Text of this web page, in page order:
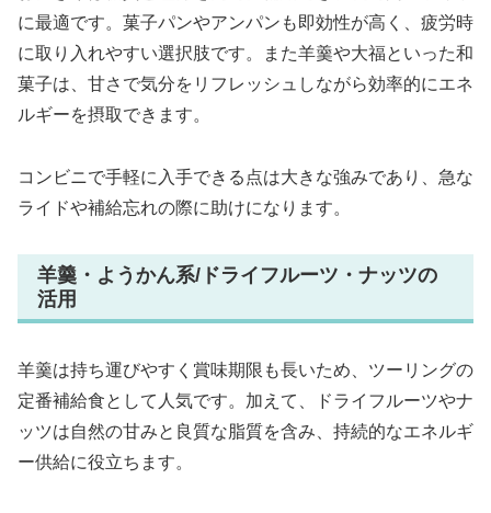
に最適です。菓子パンやアンパンも即効性が高く、疲労時
に取り入れやすい選択肢です。また羊羹や大福といった和
菓子は、甘さで気分をリフレッシュしながら効率的にエネ
ルギーを摂取できます。
コンビニで手軽に入手できる点は大きな強みであり、急な
ライドや補給忘れの際に助けになります。
羊羹・ようかん系/ドライフルーツ・ナッツの
活用
羊羹は持ち運びやすく賞味期限も長いため、ツーリングの
定番補給食として人気です。加えて、ドライフルーツやナ
ッツは自然の甘みと良質な脂質を含み、持続的なエネルギ
ー供給に役立ちます。